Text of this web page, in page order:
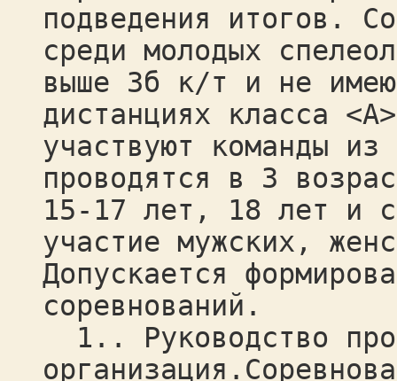
подведения итогов.
среди молодых
выше 3б к/т и не
дистанциях класса
участвуют команды
проводятся в 3
15-17 лет, 18 лет и
участие мужских,
Допускается
соревнований.
1.. Руководство